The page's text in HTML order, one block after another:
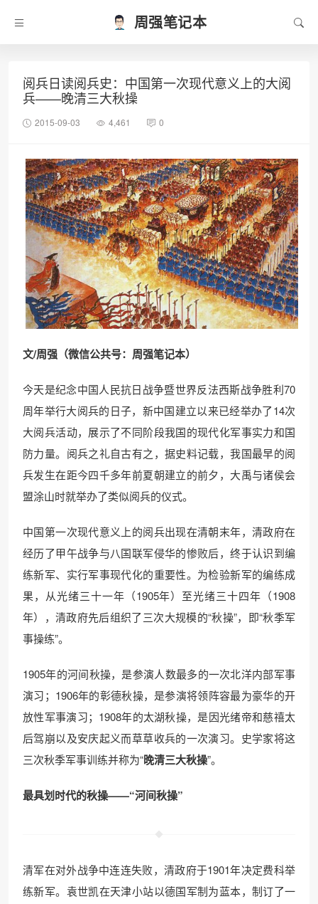
周强笔记本
阅兵日读阅兵史：中国第一次现代意义上的大阅
兵——晚清三大秋操
2015-09-03 4,461 0
文/周强（微信公共号：周强笔记本）
今天是纪念中国人民抗日战争暨世界反法西斯战争胜利70
周年举行大阅兵的日子，新中国建立以来已经举办了14次
大阅兵活动，展示了不同阶段我国的现代化军事实力和国
防力量。阅兵之礼自古有之，据史料记载，我国最早的阅
兵发生在距今四千多年前夏朝建立的前夕，大禹与诸侯会
盟涂山时就举办了类似阅兵的仪式。
中国第一次现代意义上的阅兵出现在清朝末年，清政府在
经历了甲午战争与八国联军侵华的惨败后，终于认识到编
练新军、实行军事现代化的重要性。为检验新军的编练成
果，从光绪三十一年（1905年）至光绪三十四年（1908
年），清政府先后组织了三次大规模的“秋操”，即“秋季军
事操练”。
1905年的河间秋操，是参演人数最多的一次北洋内部军事
演习；1906年的彰德秋操，是参演将领阵容最为豪华的开
放性军事演习；1908年的太湖秋操，是因光绪帝和慈禧太
后驾崩以及安庆起义而草草收兵的一次演习。史学家将这
三次秋季军事训练并称为“晚清三大秋操”。
最具划时代的秋操——“河间秋操”
清军在对外战争中连连失败，清政府于1901年决定费科举
练新军。袁世凯在天津小站以德国军制为蓝本，制订了一